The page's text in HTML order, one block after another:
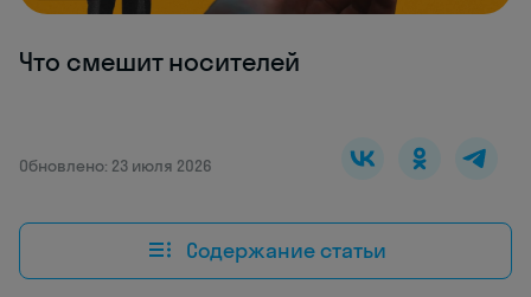
Что смешит носителей
Обновлено: 23 июля 2026
Содержание статьи